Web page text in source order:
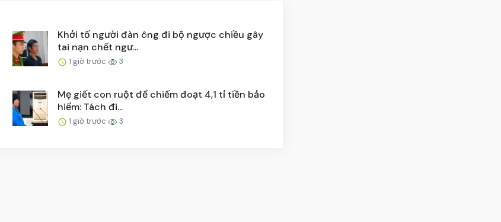
Khởi tố người đàn ông đi bộ ngược chiều gây
tai nạn chết ngư...
1 giờ trước 3
Mẹ giết con ruột để chiếm đoạt 4,1 tỉ tiền bảo
hiểm: Tách đi...
1 giờ trước 3